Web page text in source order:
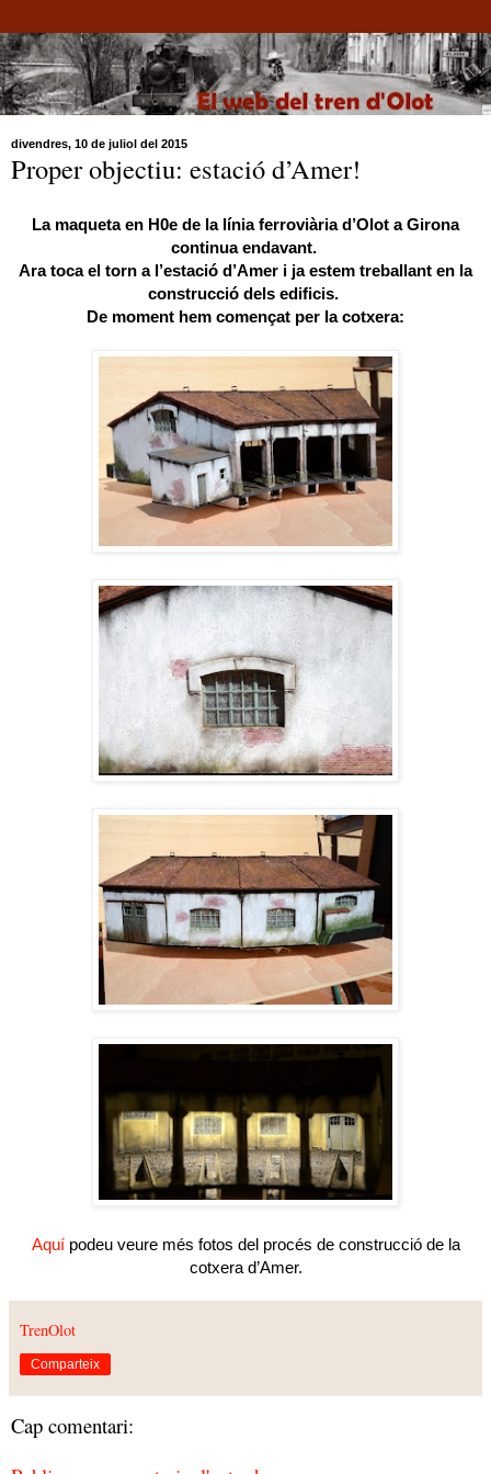
divendres, 10 de juliol del 2015
Proper objectiu: estació d’Amer!
La maqueta en H0e de la línia ferroviària d’Olot a Girona
continua endavant.
Ara toca el torn a l’estació d’Amer i ja estem treballant en la
construcció dels edificis.
De moment hem començat per la cotxera:
Aquípodeu veure més fotos del procés de construcció de la
cotxera d’Amer.
TrenOlot
Comparteix
Cap comentari: